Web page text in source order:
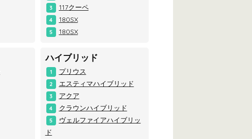
3 117クーペ
4 180SX
5 180SX
ハイブリッド
1 プリウス
2 エスティマハイブリッド
3 アクア
4 クラウンハイブリッド
5
ヴェルファイアハイブリッ
ド